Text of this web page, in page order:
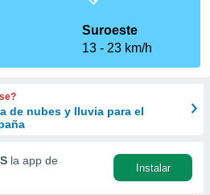
Suroeste
13
23 km/h
de nubes y lluvia para el
la app de
Instalar